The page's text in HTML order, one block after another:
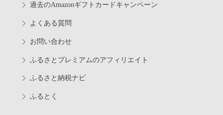
過去のAmazonギフトカードキャンペーン
よくある質問
お問い合わせ
ふるさとプレミアムのアフィリエイト
ふるさと納税ナビ
ふるとく